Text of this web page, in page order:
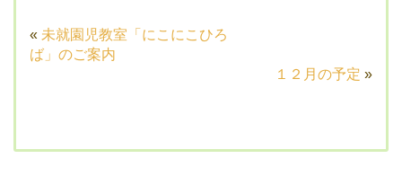
« 未就園児教室「にこにこひろ
ば」のご案内
１２月の予定 »